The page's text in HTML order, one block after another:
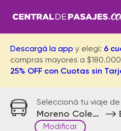
Descargá la app y elegí: 6
compras mayores a
25% OFF con Cuotas sin
Seleccioná tu viaje de
Moreno Colectora
Modificar